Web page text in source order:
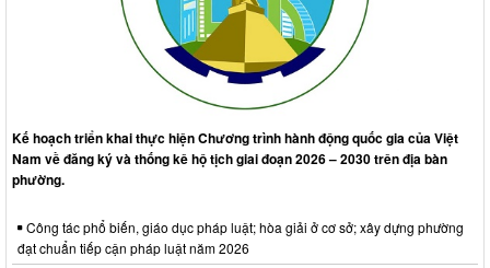
Kế hoạch triển khai thực hiện Chương trình hành động quốc gia của Việt
Nam về đăng ký và thống kê hộ tịch giai đoạn 2026 – 2030 trên địa bàn
phường.
Công tác phổ biến, giáo dục pháp luật; hòa giải ở cơ sở; xây dựng phường
đạt chuẩn tiếp cận pháp luật năm 2026